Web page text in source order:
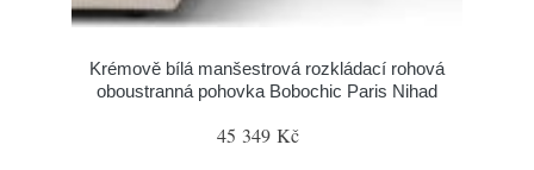
Krémově bílá manšestrová rozkládací rohová
oboustranná pohovka Bobochic Paris Nihad
45 349 Kč